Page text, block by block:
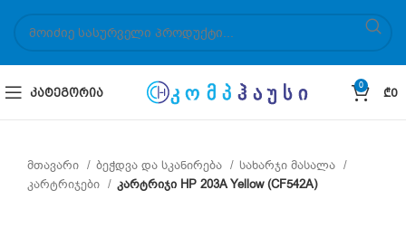
ᲙᲐᲢᲔᲒᲝᲠᲘᲐ
0
₾0
მთავარი ბეჭდვა და სკანირება
სახარჯი მასალა
კარტრიჯები
კარტრიჯი HP 203A Yellow (CF542A)